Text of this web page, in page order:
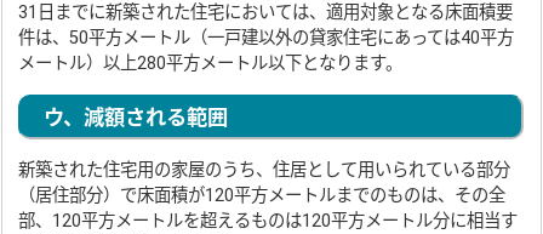
31日までに新築された住宅においては、適用対象となる床面積要
件は、50平方メートル（一戸建以外の貸家住宅にあっては40平方
メートル）以上280平方メートル以下となります。
ウ、減額される範囲
新築された住宅用の家屋のうち、住居として用いられている部分
（居住部分）で床面積が120平方メートルまでのものは、その全
部、120平方メートルを超えるものは120平方メートル分に相当す